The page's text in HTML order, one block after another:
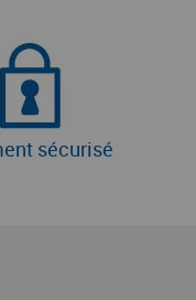
sécurisé